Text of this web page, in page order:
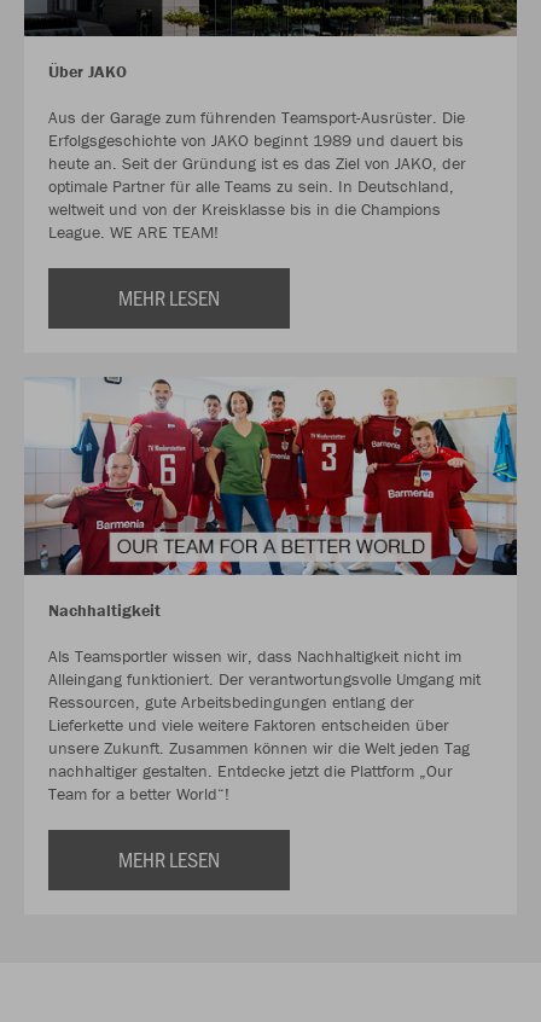
Über JAKO
Aus der Garage zum führenden Teamsport-Ausrüster. Die
Erfolgsgeschichte von JAKO beginnt 1989 und dauert bis
heute an. Seit der Gründung ist es das Ziel von JAKO, der
optimale Partner für alle Teams zu sein. In Deutschland,
weltweit und von der Kreisklasse bis in die Champions
League. WE ARE TEAM!
MEHR LESEN
Nachhaltigkeit
Als Teamsportler wissen wir, dass Nachhaltigkeit nicht im
Alleingang funktioniert. Der verantwortungsvolle Umgang mit
Ressourcen, gute Arbeitsbedingungen entlang der
Lieferkette und viele weitere Faktoren entscheiden über
unsere Zukunft. Zusammen können wir die Welt jeden Tag
nachhaltiger gestalten. Entdecke jetzt die Plattform „Our
Team for a better World“!
MEHR LESEN